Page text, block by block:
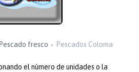
Pescado fresco Pescados Coloma
el número de unidades o la